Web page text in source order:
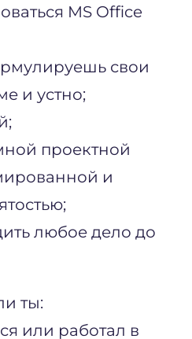
MS Office
свои
и устно;
проектной
и
любое дело до
ты:
или работал в